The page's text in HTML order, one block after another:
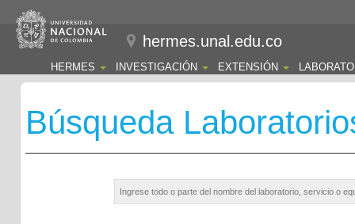
hermes.unal.edu.co
HERMES INVESTIGACIÓN EXTENSIÓN
Búsqueda